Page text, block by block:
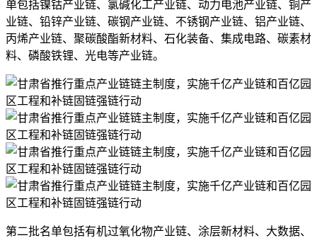
单包括镍钴产业链、氯碱化工产业链、动力电池产业链、铜产
业链、铅锌产业链、碳钢产业链、不锈钢产业链、铝产业链、
丙烯产业链、聚碳酸酯新材料、石化装备、集成电路、碳素材
料、磷酸铁锂、光电等产业链。
第二批名单包括有机过氧化物产业链、涂层新材料、大数据、